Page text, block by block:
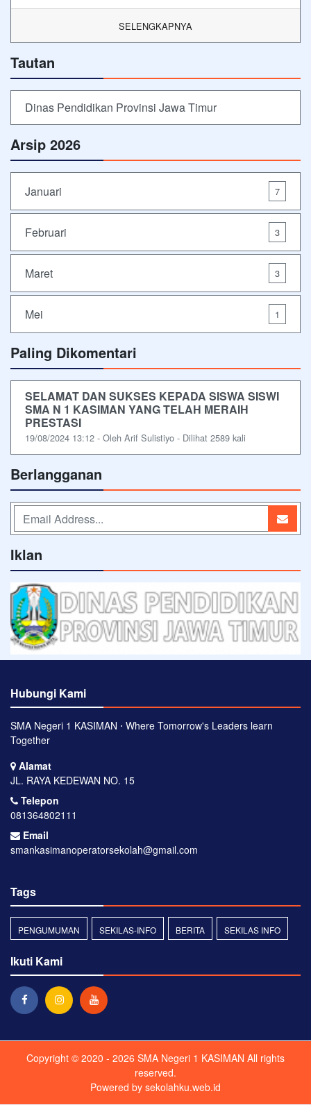
SELENGKAPNYA
Tautan
Dinas Pendidikan Provinsi Jawa Timur
Arsip 2026
Januari 7
Februari 3
Maret 3
Mei 1
Paling Dikomentari
SELAMAT DAN SUKSES KEPADA SISWA SISWI
SMA N 1 KASIMAN YANG TELAH MERAIH
PRESTASI
19/08/2024 13:12 - Oleh Arif Sulistiyo - Dilihat 2589 kali
Berlangganan
Iklan
Hubungi Kami
SMA Negeri 1 KASIMAN ⋅ Where Tomorrow's Leaders learn
Together
Alamat
JL. RAYA KEDEWAN NO. 15
Telepon
081364802111
Email
smankasimanoperatorsekolah@gmail.com
Tags
PENGUMUMAN SEKILAS-INFO BERITA SEKILAS INFO
Ikuti Kami
Copyright © 2020 - 2026 SMA Negeri 1 KASIMAN All rights
reserved.
Powered by sekolahku.web.id